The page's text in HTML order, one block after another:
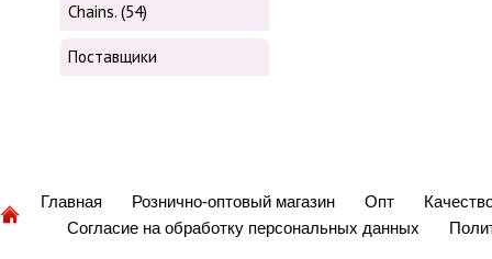
Chains. (54)
Поставщики
Главная Рознично-оптовый магазин Опт
Согласие на обработку персональных данных